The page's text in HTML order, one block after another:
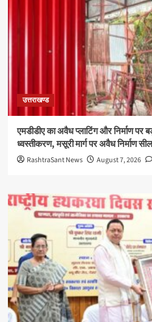
उत्तराखण्ड
एमडीडीए का अवैध प्लाटिंग और निर्माण पर
ध्वस्तीकरण, मसूरी मार्ग पर अवैध निर्माण सील
RashtraSant News August 7, 2026